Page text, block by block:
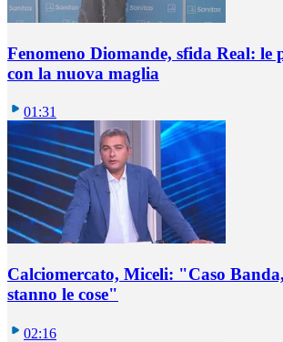
Fenomeno Diomande, sfida Real: le
con la nuova maglia
01:31
Calciomercato, Miceli: "Caso Banda,
stanno le cose"
02:16